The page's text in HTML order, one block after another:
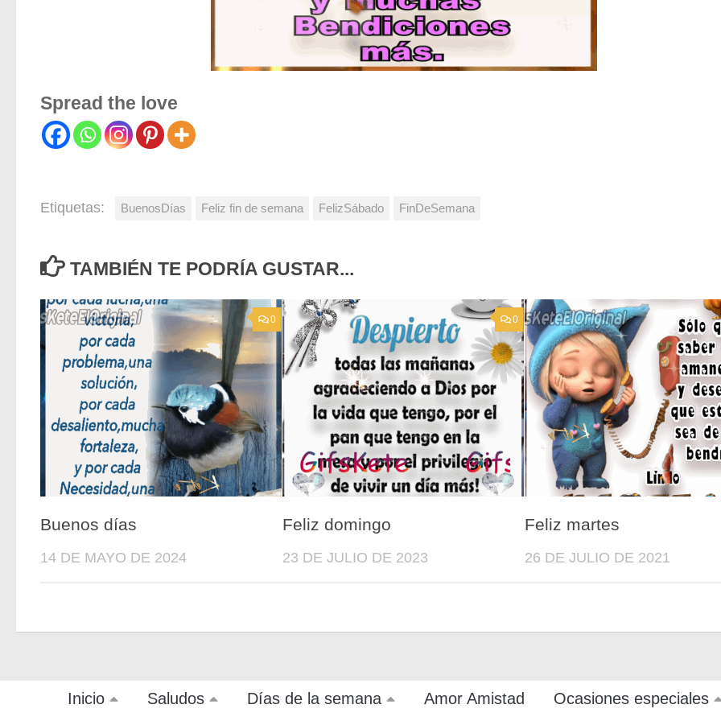
Spread the love
Etiquetas: BuenosDías Feliz fin de semana FelizSábado FinDeSemana
TAMBIÉN TE PODRÍA GUSTAR...
0
Buenos días
14 DE MAYO DE 2024
0
Feliz domingo
23 DE JULIO DE 2023
Feliz martes
26 DE JULIO DE 2021
Inicio Saludos Días de la semana Amor Amistad Ocasiones especiales